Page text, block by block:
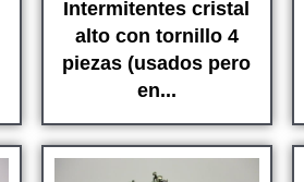
Intermitentes cristal
alto con tornillo 4
piezas (usados ​​pero
en...